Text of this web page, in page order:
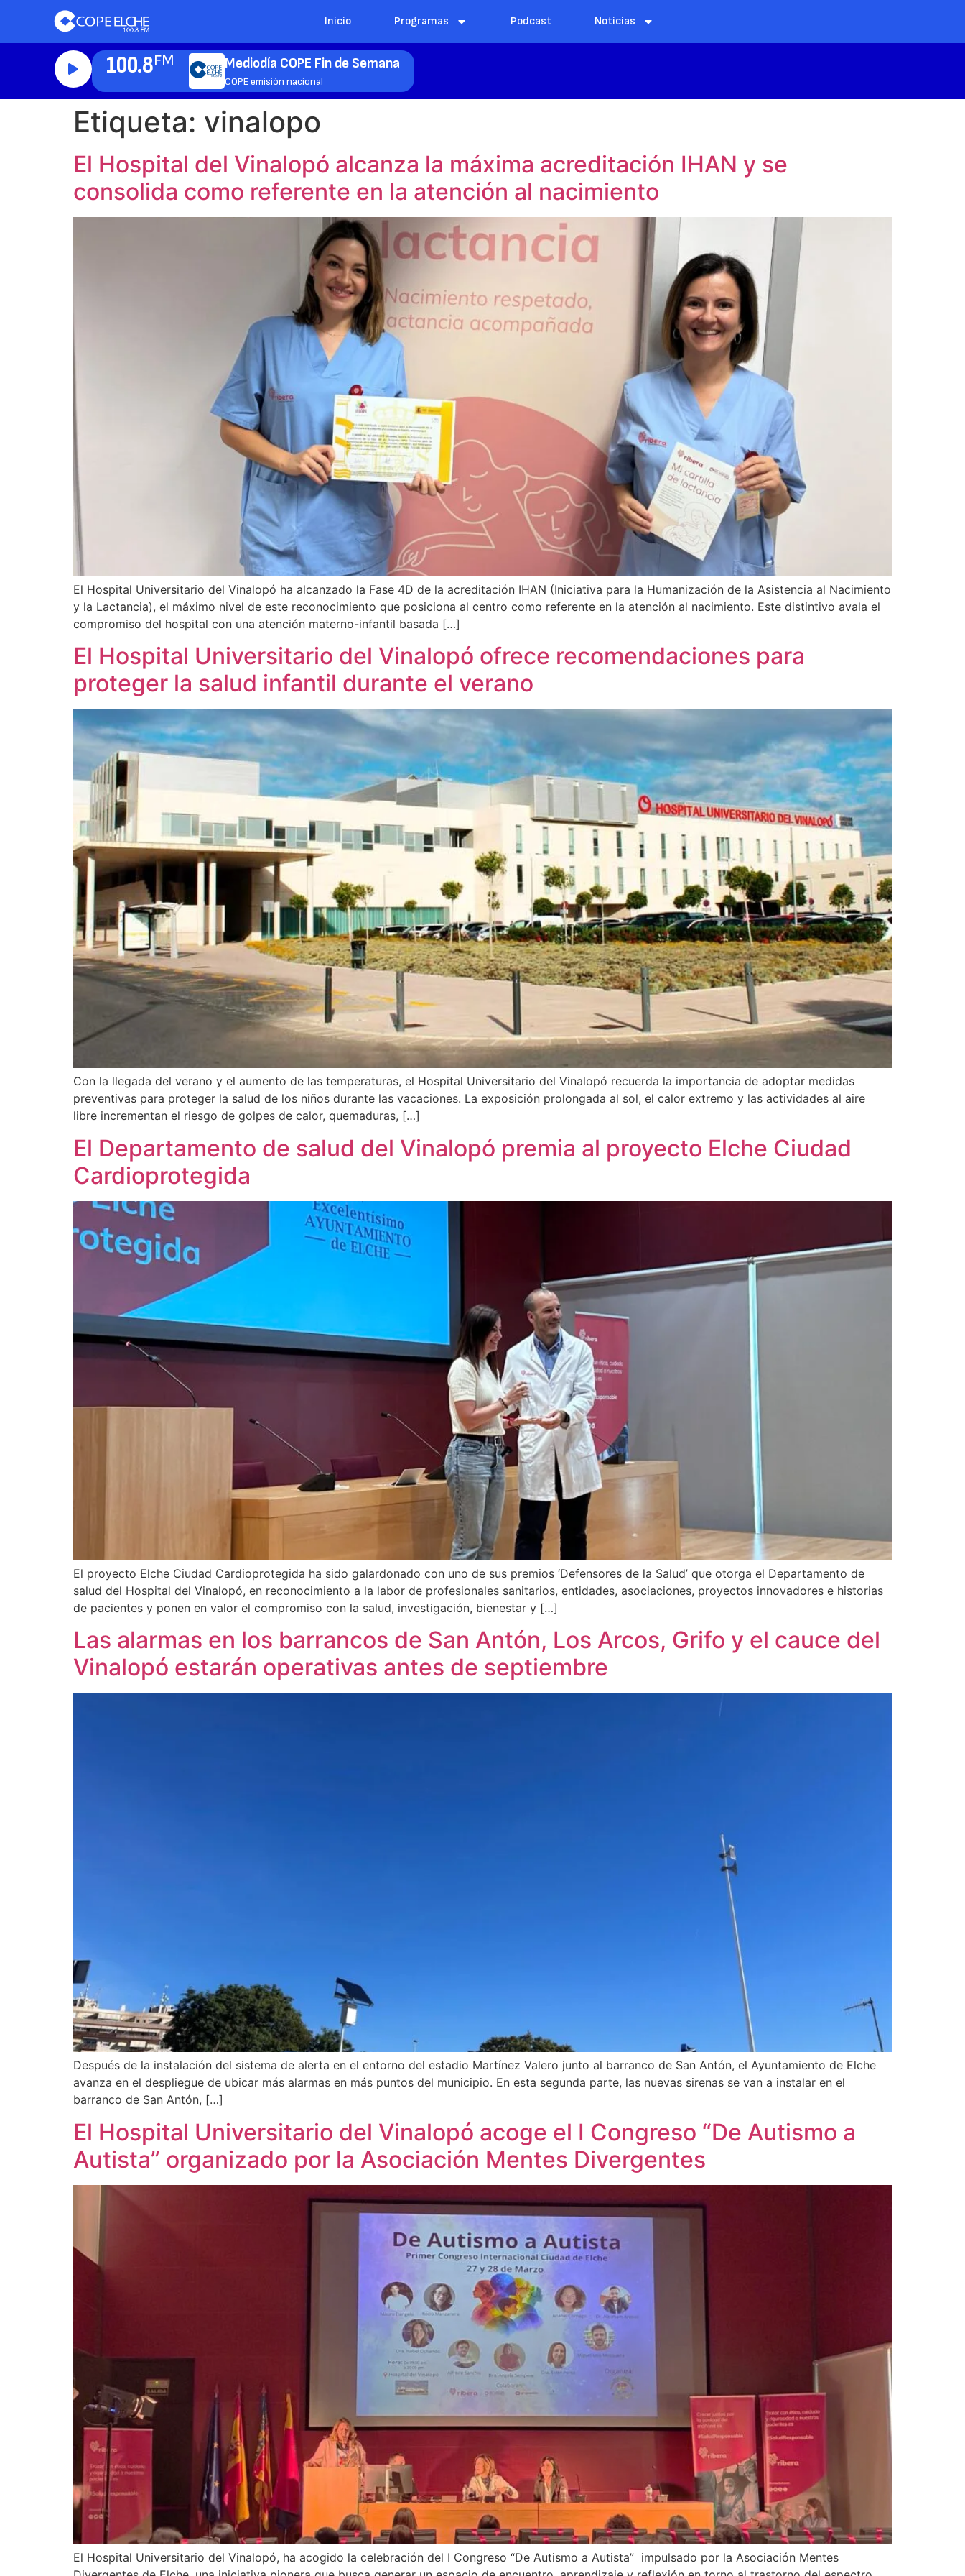
Inicio Programas Podcast Noticias
100.8FM Mediodía COPE Fin de Semana
COPE emisión nacional
Etiqueta: vinalopo
El Hospital del Vinalopó alcanza la máxima acreditación IHAN y se
consolida como referente en la atención al nacimiento
El Hospital Universitario del Vinalopó ha alcanzado la Fase 4D de la acreditación IHAN (Iniciativa para la Humanización de la Asistencia al Nacimiento
y la Lactancia), el máximo nivel de este reconocimiento que posiciona al centro como referente en la atención al nacimiento. Este distintivo avala el
compromiso del hospital con una atención materno-infantil basada […]
El Hospital Universitario del Vinalopó ofrece recomendaciones para
proteger la salud infantil durante el verano
Con la llegada del verano y el aumento de las temperaturas, el Hospital Universitario del Vinalopó recuerda la importancia de adoptar medidas
preventivas para proteger la salud de los niños durante las vacaciones. La exposición prolongada al sol, el calor extremo y las actividades al aire
libre incrementan el riesgo de golpes de calor, quemaduras, […]
El Departamento de salud del Vinalopó premia al proyecto Elche Ciudad
Cardioprotegida
El proyecto Elche Ciudad Cardioprotegida ha sido galardonado con uno de sus premios ‘Defensores de la Salud’ que otorga el Departamento de
salud del Hospital del Vinalopó, en reconocimiento a la labor de profesionales sanitarios, entidades, asociaciones, proyectos innovadores e historias
de pacientes y ponen en valor el compromiso con la salud, investigación, bienestar y […]
Las alarmas en los barrancos de San Antón, Los Arcos, Grifo y el cauce del
Vinalopó estarán operativas antes de septiembre
Después de la instalación del sistema de alerta en el entorno del estadio Martínez Valero junto al barranco de San Antón, el Ayuntamiento de Elche
avanza en el despliegue de ubicar más alarmas en más puntos del municipio. En esta segunda parte, las nuevas sirenas se van a instalar en el
barranco de San Antón, […]
El Hospital Universitario del Vinalopó acoge el I Congreso “De Autismo a
Autista” organizado por la Asociación Mentes Divergentes
El Hospital Universitario del Vinalopó, ha acogido la celebración del I Congreso “De Autismo a Autista” impulsado por la Asociación Mentes